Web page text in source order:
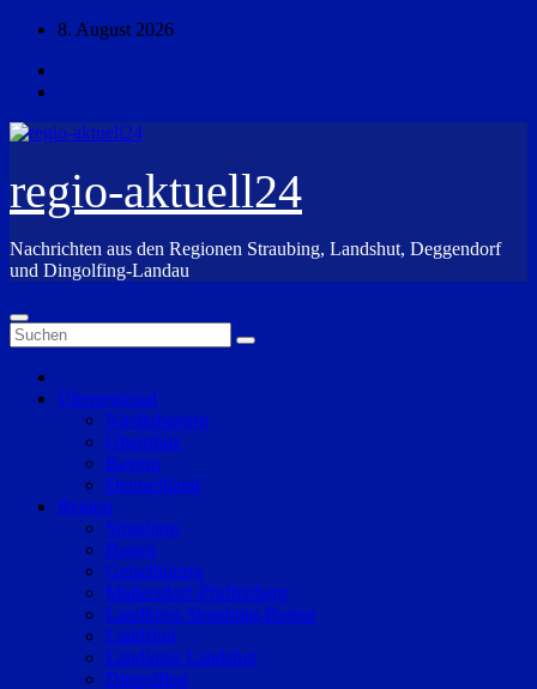
Zum
springen
8. August 2026
regio-aktuell24
Nachrichten aus den Regionen Straubing, Landshut, Deggendorf
und Dingolfing-Landau
Überregional
Niederbayern
Oberpfalz
Bayern
Deutschland
Region
Straubing
Bogen
Geiselhöring
Mallersdorf-Pfaffenberg
Landkreis Straubing-Bogen
Landshut
Landkreis Landshut
Dingolfing